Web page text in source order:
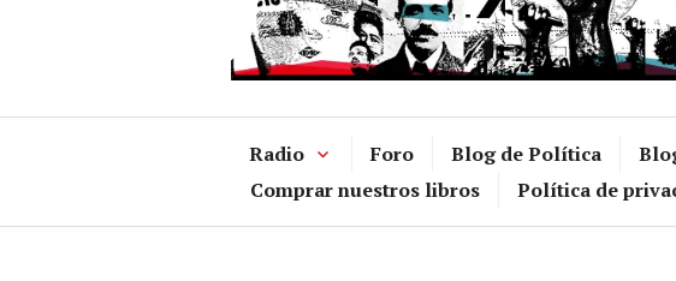
Radio Foro Blog de Política
Comprar nuestros libros
Política de